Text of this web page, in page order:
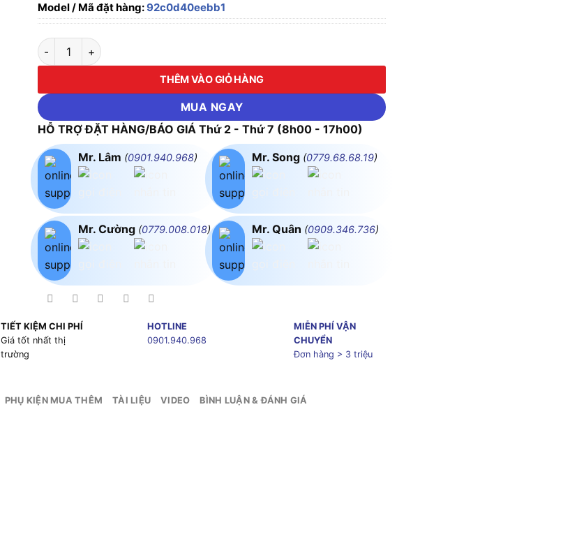
Model / Mã đặt hàng:92c0d40eebb1
ĐÈN PHA KHÔNG THẤM NƯỚC POLI15065L PARAGON số lượng
THÊM VÀO GIỎ HÀNG
MUA NGAY
HỖ TRỢ ĐẶT HÀNG/BÁO GIÁ Thứ 2 - Thứ 7 (8h00 - 17h00)
Mr. Lâm (0901.940.968)
Mr. Cường (0779.008.018)
Mr. Song (0779.68.68.19)
Mr. Quân (0909.346.736)
TIẾT KIỆM CHI PHÍ
Giá tốt nhất thị
trường
HOTLINE
0901.940.968
MIỄN PHÍ VẬN
CHUYỂN
Đơn hàng > 3 triệu
PHỤ KIỆN MUA THÊM TÀI LIỆU VIDEO BÌNH LUẬN & ĐÁNH GIÁ